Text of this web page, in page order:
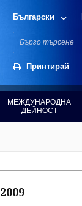
Български
Принтирай
МЕЖДУНАРОДНА
ДЕЙНОСТ
2009